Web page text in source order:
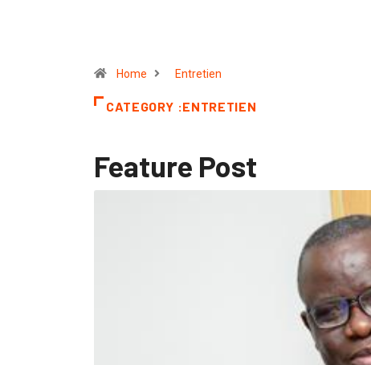
Home Entretien
CATEGORY :ENTRETIEN
Feature Post